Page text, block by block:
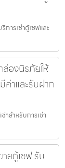
ารเช่าตู้เซฟและ
ล่องนิรภัยให้
ค่าและรับฝาก
าสำหรับการเช่า
ยตู้เซฟ รับ